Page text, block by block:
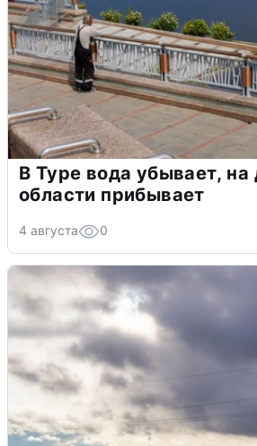
В Туре вода убывает, на
области прибывает
4 августа 0